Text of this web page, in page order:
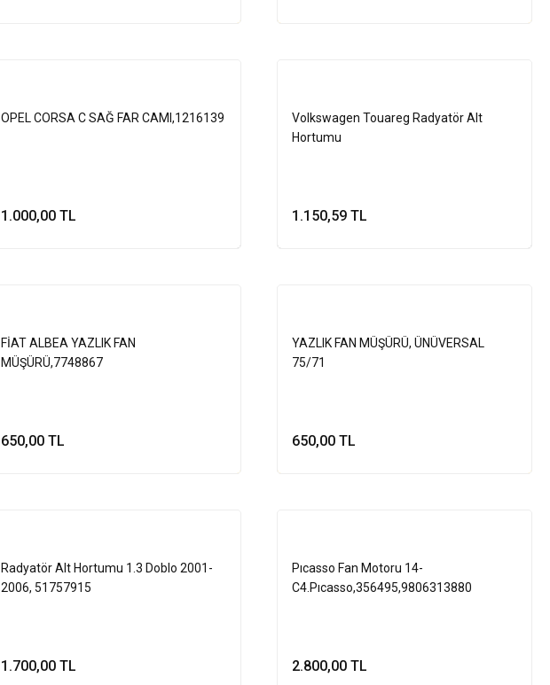
OPEL CORSA C SAĞ FAR CAMI,1216139
1.000,00 TL
Volkswagen Touareg Radyatör Alt
Hortumu
1.150,59 TL
FİAT ALBEA YAZLIK FAN
MÜŞÜRÜ,7748867
650,00 TL
YAZLIK FAN MÜŞÜRÜ, ÜNÜVERSAL
75/71
650,00 TL
Radyatör Alt Hortumu 1.3 Doblo 2001-
2006, 51757915
1.700,00 TL
Pıcasso Fan Motoru 14-
C4.Pıcasso,356495,9806313880
2.800,00 TL